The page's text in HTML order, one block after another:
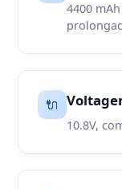
4400
🔌
10.8V,